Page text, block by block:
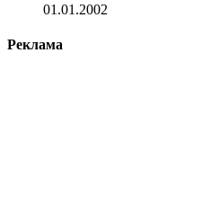
01.01.2002
Реклама